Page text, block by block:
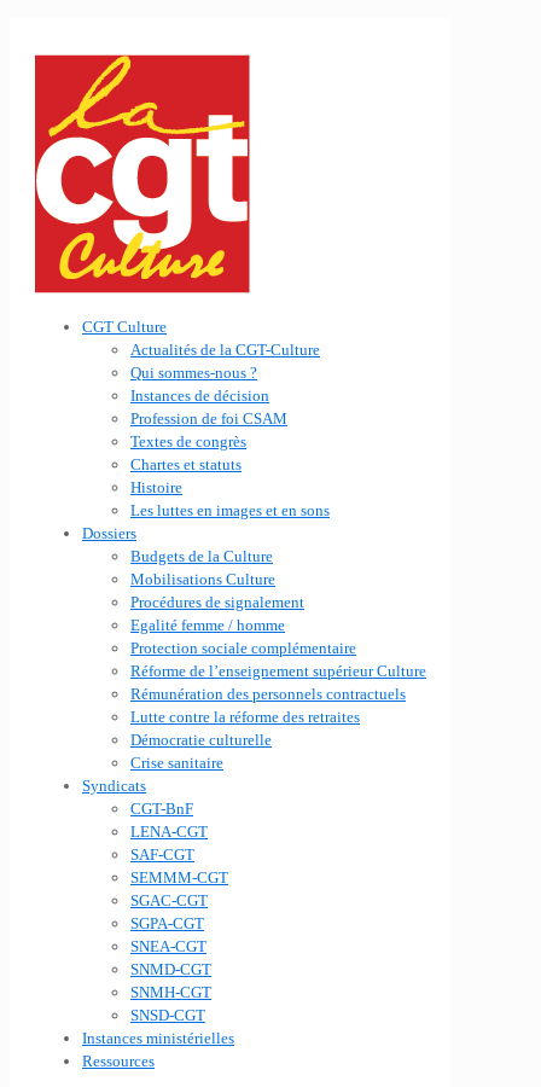
CGT Culture
Actualités de la CGT-Culture
Qui sommes-nous ?
Instances de décision
Profession de foi CSAM
Textes de congrès
Chartes et statuts
Histoire
Les luttes en images et en sons
Dossiers
Budgets de la Culture
Mobilisations Culture
Procédures de signalement
Egalité femme / homme
Protection sociale complémentaire
Réforme de l’enseignement supérieur Culture
Rémunération des personnels contractuels
Lutte contre la réforme des retraites
Démocratie culturelle
Crise sanitaire
Syndicats
CGT-BnF
LENA-CGT
SAF-CGT
SEMMM-CGT
SGAC-CGT
SGPA-CGT
SNEA-CGT
SNMD-CGT
SNMH-CGT
SNSD-CGT
Instances ministérielles
Ressources